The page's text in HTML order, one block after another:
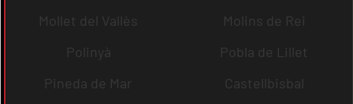
Mollet del Vallès
Molins de Rei
Polinyà
Pobla de Lillet
Pineda de Mar
Castellbisbal